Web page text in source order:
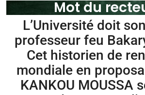
Mot du
L’Université doit
professeur feu
Cet historien de
mondiale en
KANKOU MOUSSA